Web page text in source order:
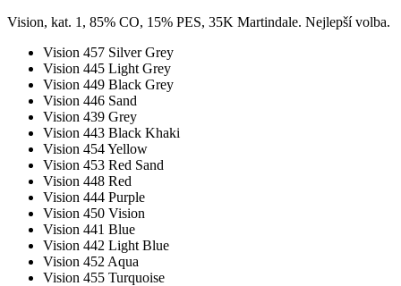
Vision, kat. 1, 85% CO, 15% PES, 35K Martindale. Nejlepší volba.
Vision 457 Silver Grey
Vision 445 Light Grey
Vision 449 Black Grey
Vision 446 Sand
Vision 439 Grey
Vision 443 Black Khaki
Vision 454 Yellow
Vision 453 Red Sand
Vision 448 Red
Vision 444 Purple
Vision 450 Vision
Vision 441 Blue
Vision 442 Light Blue
Vision 452 Aqua
Vision 455 Turquoise